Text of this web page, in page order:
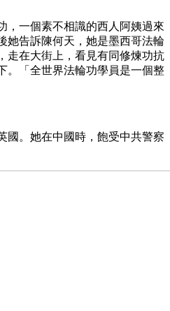
，一個素不相識的西人阿姨過來
她告訴陳何天，她是墨西哥法輪
走在大街上，看見有同修煉功抗
。「全世界法輪功學員是一個整
國。她在中國時，飽受中共警察